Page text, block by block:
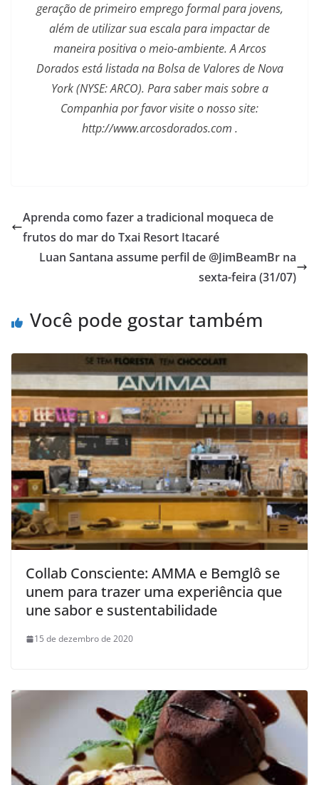
geração de primeiro emprego formal para jovens,
além de utilizar sua escala para impactar de
maneira positiva o meio-ambiente. A Arcos
Dorados está listada na Bolsa de Valores de Nova
York (NYSE: ARCO). Para saber mais sobre a
Companhia por favor visite o nosso site:
http://www.arcosdorados.com .
Aprenda como fazer a tradicional moqueca de
frutos do mar do Txai Resort Itacaré
Luan Santana assume perfil de @JimBeamBr na
sexta-feira (31/07)
Você pode gostar também
Collab Consciente: AMMA e Bemglô se
unem para trazer uma experiência que
une sabor e sustentabilidade
15 de dezembro de 2020